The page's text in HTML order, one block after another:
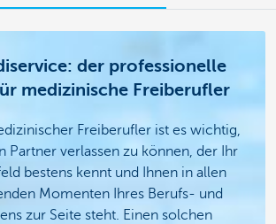
der professionelle
medizinische Freiberufler
Freiberufler ist es wichtig,
Partner verlassen zu können, der Ihr
bestens kennt und Ihnen in allen
Momenten Ihres Berufs- und
zur Seite steht. Einen solchen